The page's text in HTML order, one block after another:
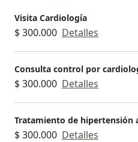
Visita Cardiología
$ 300.000 Detalles
Consulta control por
$ 300.000 Detalles
Tratamiento de hipertensión
$ 300.000 Detalles